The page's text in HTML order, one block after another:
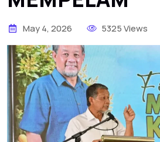
May 4, 2026 5325 Views